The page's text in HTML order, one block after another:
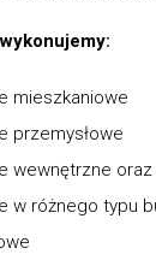
mieszkaniowe
przemysłowe
wewnętrzne
w różnego typu